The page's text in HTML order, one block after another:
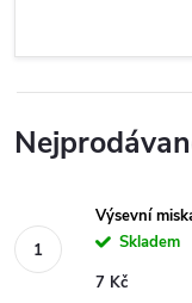
Výsevní
Skladem
7 Kč